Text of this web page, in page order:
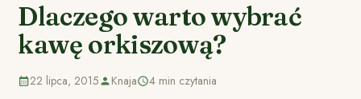
Dlaczego warto wybrać
kawę orkiszową?
22 lipca, 2015 Knaja 4 min czytania